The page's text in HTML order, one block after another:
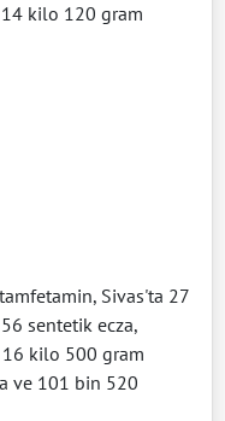
kilo 120 gram
Sivas'ta 27
sentetik ecza,
kilo 500 gram
ve 101 bin 520